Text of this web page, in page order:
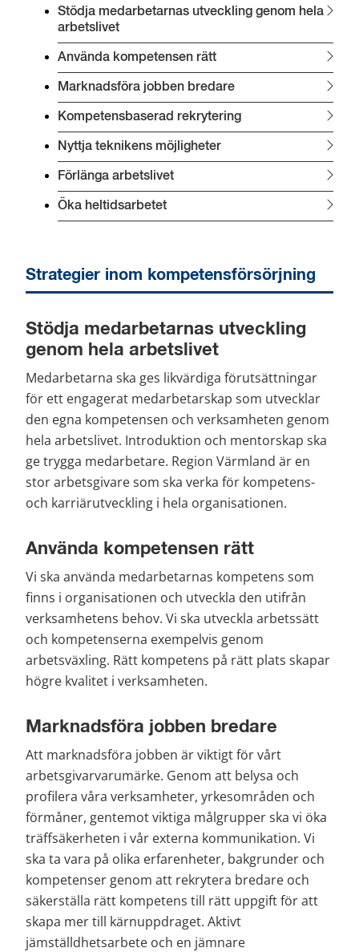
Stödja medarbetarnas utveckling genom hela
arbetslivet
Använda kompetensen rätt
Marknadsföra jobben bredare
Kompetensbaserad rekrytering
Nyttja teknikens möjligheter
Förlänga arbetslivet
Öka heltidsarbetet
Strategier inom kompetensförsörjning
Stödja medarbetarnas utveckling
genom hela arbetslivet
Medarbetarna ska ges likvärdiga förutsättningar
för ett engagerat medarbetarskap som utvecklar
den egna kompetensen och verksamheten genom
hela arbetslivet. Introduktion och mentorskap ska
ge trygga medarbetare. Region Värmland är en
stor arbetsgivare som ska verka för kompetens-
och karriärutveckling i hela organisationen.
Använda kompetensen rätt
Vi ska använda medarbetarnas kompetens som
finns i organisationen och utveckla den utifrån
verksamhetens behov. Vi ska utveckla arbetssätt
och kompetenserna exempelvis genom
arbetsväxling. Rätt kompetens på rätt plats skapar
högre kvalitet i verksamheten.
Marknadsföra jobben bredare
Att marknadsföra jobben är viktigt för vårt
arbetsgivarvarumärke. Genom att belysa och
profilera våra verksamheter, yrkesområden och
förmåner, gentemot viktiga målgrupper ska vi öka
träffsäkerheten i vår externa kommunikation. Vi
ska ta vara på olika erfarenheter, bakgrunder och
kompetenser genom att rekrytera bredare och
säkerställa rätt kompetens till rätt uppgift för att
skapa mer till kärnuppdraget. Aktivt
jämställdhetsarbete och en jämnare